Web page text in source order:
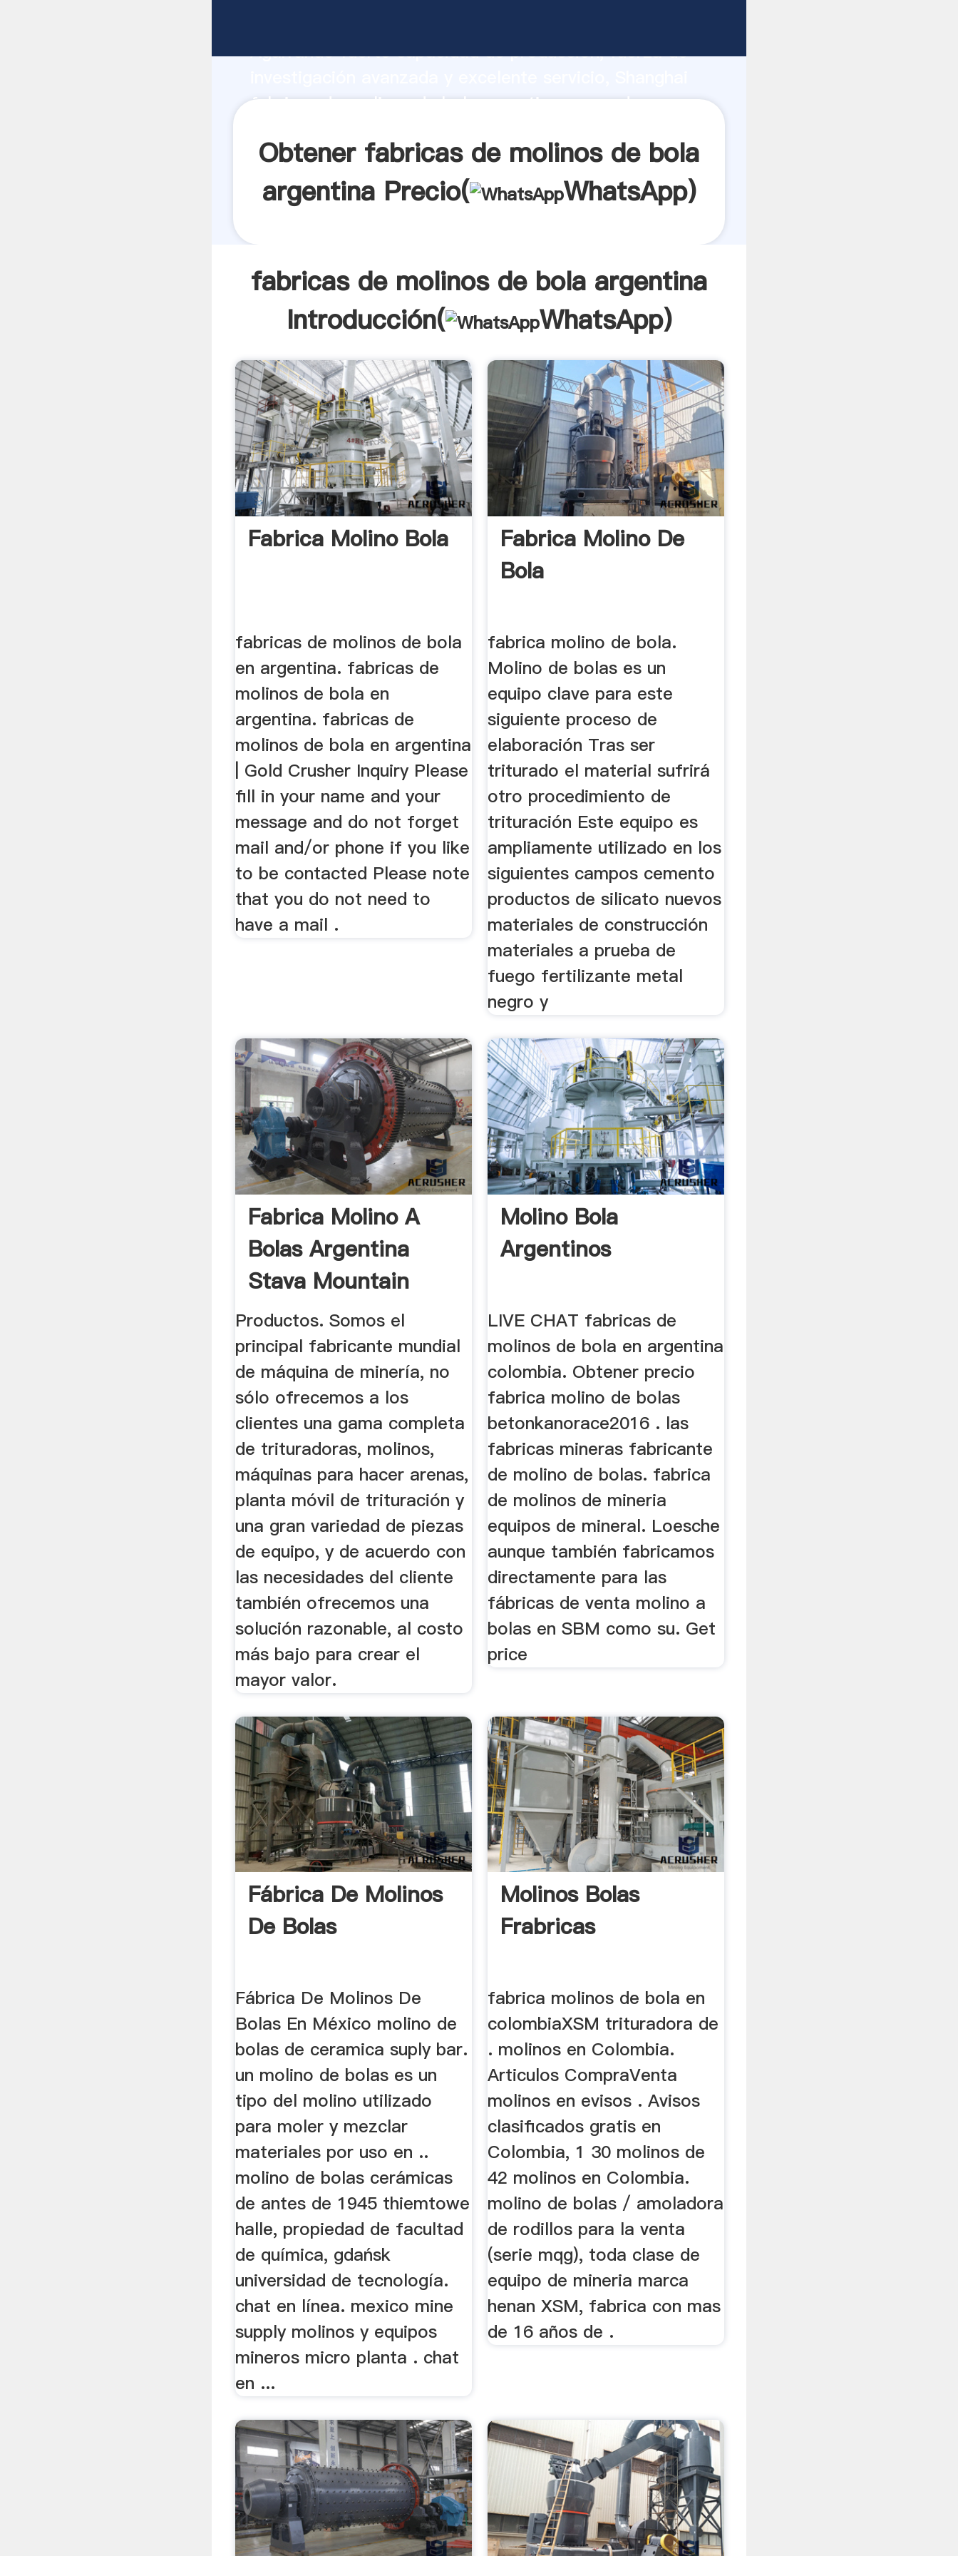
Agarrando fuerte capacidad de producción, fuerza de
fabricas de molinos de bola argentina proveedor crea
Obtener fabricas de molinos de bola
argentina Precio(
WhatsApp)
fabricas de molinos de bola argentina
Introducción(
WhatsApp)
Fabrica Molino Bola
fabricas de molinos de bola
en argentina. fabricas de
molinos de bola en
argentina. fabricas de
molinos de bola en argentina
| Gold Crusher Inquiry Please
fill in your name and your
message and do not forget
mail and/or phone if you like
to be contacted Please note
that you do not need to
have a mail .
Fabrica Molino De
Bola
fabrica molino de bola.
Molino de bolas es un
equipo clave para este
siguiente proceso de
elaboración Tras ser
triturado el material sufrirá
otro procedimiento de
trituración Este equipo es
ampliamente utilizado en los
siguientes campos cemento
productos de silicato nuevos
materiales de construcción
materiales a prueba de
fuego fertilizante metal
negro y
Fabrica Molino A
Bolas Argentina
Stava Mountain
Race
Productos. Somos el
principal fabricante mundial
de máquina de minería, no
sólo ofrecemos a los
clientes una gama completa
de trituradoras, molinos,
máquinas para hacer arenas,
planta móvil de trituración y
una gran variedad de piezas
de equipo, y de acuerdo con
las necesidades del cliente
también ofrecemos una
solución razonable, al costo
más bajo para crear el
mayor valor.
Molino Bola
Argentinos
LIVE CHAT fabricas de
molinos de bola en argentina
colombia. Obtener precio
fabrica molino de bolas
betonkanorace2016 . las
fabricas mineras fabricante
de molino de bolas. fabrica
de molinos de mineria
equipos de mineral. Loesche
aunque también fabricamos
directamente para las
fábricas de venta molino a
bolas en SBM como su. Get
price
Fábrica De Molinos
De Bolas
Fábrica De Molinos De
Bolas En México molino de
bolas de ceramica suply bar.
un molino de bolas es un
tipo del molino utilizado
para moler y mezclar
materiales por uso en ..
molino de bolas cerámicas
de antes de 1945 thiemtowe
halle, propiedad de facultad
de química, gdańsk
universidad de tecnología.
chat en línea. mexico mine
supply molinos y equipos
mineros micro planta . chat
en ...
Molinos Bolas
Frabricas
fabrica molinos de bola en
colombiaXSM trituradora de
. molinos en Colombia.
Articulos CompraVenta
molinos en evisos . Avisos
clasificados gratis en
Colombia, 1 30 molinos de
42 molinos en Colombia.
molino de bolas / amoladora
de rodillos para la venta
(serie mqg), toda clase de
equipo de mineria marca
henan XSM, fabrica con mas
de 16 años de .